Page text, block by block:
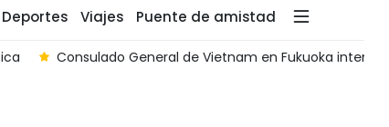
Deportes Viajes Puente de amistad
Consulado General de Vietnam en Fukuoka